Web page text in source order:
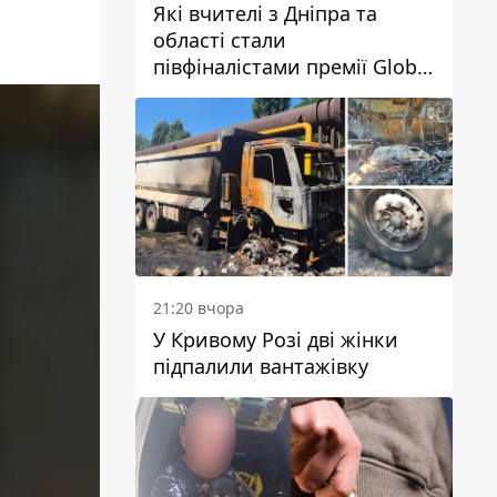
Які вчителі з Дніпра та
області стали
півфіналістами премії Global
Teacher Prize Ukraine 2026
21:20 вчора
У Кривому Розі дві жінки
підпалили вантажівку